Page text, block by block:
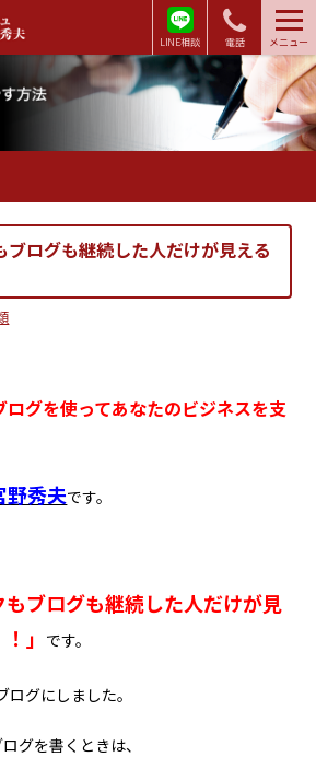
LINE相談 電話 メニュー
ブログも継続した人だけが見える
ログを使ってあなたのビジネスを支
野秀夫です。
もブログも継続した人だけが見
」 です。
ログにしました。
グを書くときは、